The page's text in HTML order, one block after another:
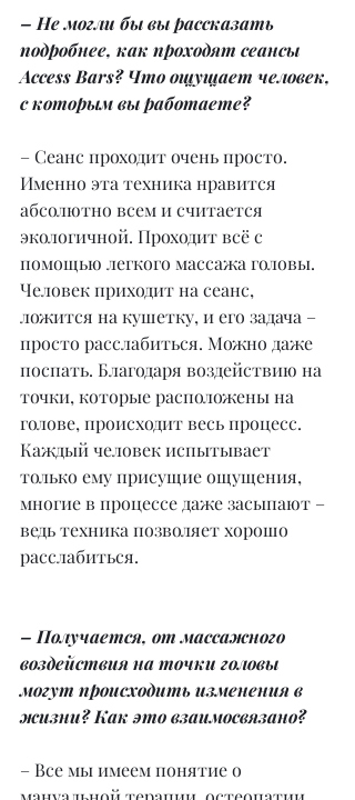
– Не могли бы вы рассказать
подробнее, как проходят сеансы
Access Bars? Что ощущает человек,
с которым вы работаете?
– Сеанс проходит очень просто.
Именно эта техника нравится
абсолютно всем и считается
экологичной. Проходит всё с
помощью легкого массажа головы.
Человек приходит на сеанс,
ложится на кушетку, и его задача –
просто расслабиться. Можно даже
поспать. Благодаря воздействию на
точки, которые расположены на
голове, происходит весь процесс.
Каждый человек испытывает
только ему присущие ощущения,
многие в процессе даже засыпают –
ведь техника позволяет хорошо
расслабиться.
– Получается, от массажного
воздействия на точки головы
могут происходить изменения в
жизни? Как это взаимосвязано?
– Все мы имеем понятие о